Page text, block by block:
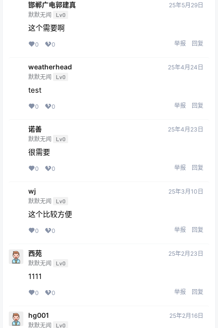
邯郸广电郭建真
默默无闻 Lv0
25年5月29日
这个需要啊
0 0 举报 回复
weatherhead
默默无闻 Lv0
25年4月24日
test
0 0 举报 回复
诺善
默默无闻 Lv0
25年4月23日
很需要
0 0 举报 回复
wj
默默无闻 Lv0
25年3月10日
这个比较方便
0 0 举报 回复
西苑
默默无闻 Lv0
25年2月23日
1111
0 0 举报 回复
hg001
默默无闻 Lv0
25年2月16日